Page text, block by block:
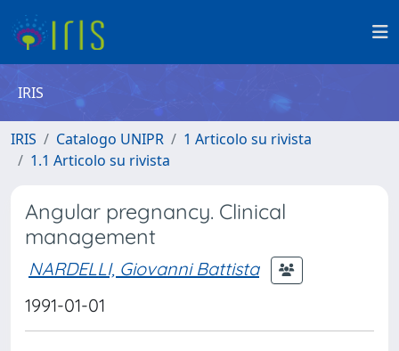
IRIS
IRIS Catalogo UNIPR
1 Articolo su rivista
1.1 Articolo su rivista
Angular pregnancy. Clinical
management
NARDELLI, Giovanni Battista
1991-01-01